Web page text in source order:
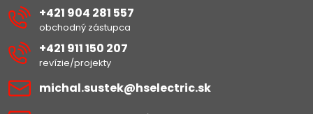
+421 904 281 557
obchodný zástupca
+421 911 150 207
revízie/projekty
michal​.sustek​@hselectric​.sk